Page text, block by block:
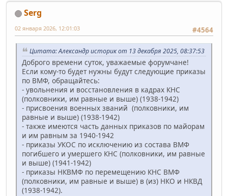
Serg
#4564
02 января 2026, 12:01:03
Цитата: Александр историк от 13 декабря 2025, 08:37:53
Доброго времени суток, уважаемые форумчане!
Если кому-то будет нужны будут следующие приказы
по ВМФ, обращайтесь:
- увольнения и восстановления в кадрах КНС
(полковники, им равные и выше) (1938-1942)
- присвоения военных званий (полковники, им
равные и выше) (1938-1942)
- также имеются часть данных приказов по майорам
и им равным за 1940-1942
- приказы УКОС по исключению из состава ВМФ
погибшего и умершего КНС (полковники, им равные
и выше) (1941-1942)
- приказы НКВМФ по перемещению КНС ВМФ
(полковники, им равные и выше) в (из) НКО и НКВД
(1938-1942).